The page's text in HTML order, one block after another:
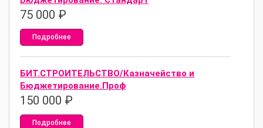
75 000 ₽
Подробнее
БИТ.СТРОИТЕЛЬСТВО/Казначейство и
Бюджетирование.Проф
150 000 ₽
Подробнее